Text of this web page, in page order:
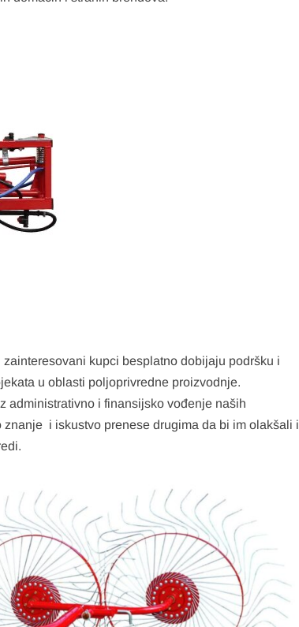
kupci besplatno dobijaju podršku i
u oblasti poljoprivredne proizvodnje.
administrativno i finansijsko vođenje naših
i iskustvo prenese drugima da bi im olakšali i